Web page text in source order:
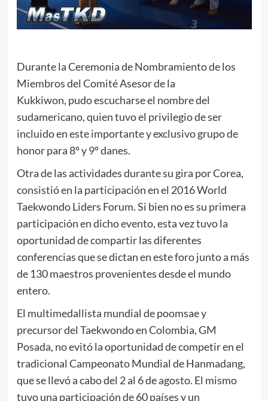
Durante la Ceremonia de Nombramiento de los
Miembros del Comité Asesor de la
Kukkiwon, pudo escucharse el nombre del
sudamericano, quien tuvo el privilegio de ser
incluido en este importante y exclusivo grupo de
honor para 8º y 9º danes.
Otra de las actividades durante su gira por Corea,
consistió en la participación en el 2016 World
Taekwondo Liders Forum. Si bien no es su primera
participación en dicho evento, esta vez tuvo la
oportunidad de compartir las diferentes
conferencias que se dictan en este foro junto a más
de 130 maestros provenientes desde el mundo
entero.
El multimedallista mundial de poomsae y
precursor del Taekwondo en Colombia, GM
Posada, no evitó la oportunidad de competir en el
tradicional Campeonato Mundial de Hanmadang,
que se llevó a cabo del 2 al 6 de agosto. El mismo
tuvo una participación de 60 países y un